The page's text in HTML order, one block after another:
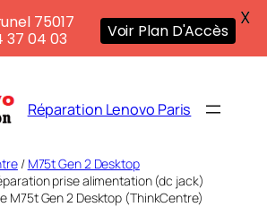
Réparation Lenovo Paris
/ M75t Gen 2 Desktop
prise alimentation (dc jack)
M75t Gen 2 Desktop (ThinkCentre)
75017
37 04 03
Voir Plan D'Accès
X